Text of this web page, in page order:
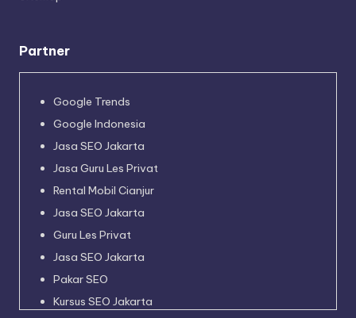
Partner
Google Trends
Google Indonesia
Jasa SEO Jakarta
Jasa Guru Les Privat
Rental Mobil Cianjur
Jasa SEO Jakarta
Guru Les Privat
Jasa SEO Jakarta
Pakar SEO
Kursus SEO Jakarta